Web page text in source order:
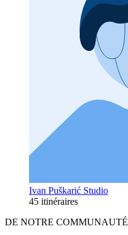
Ivan Puškarić Studio
45 itinéraires
DE NOTRE COMMUNAUTÉ